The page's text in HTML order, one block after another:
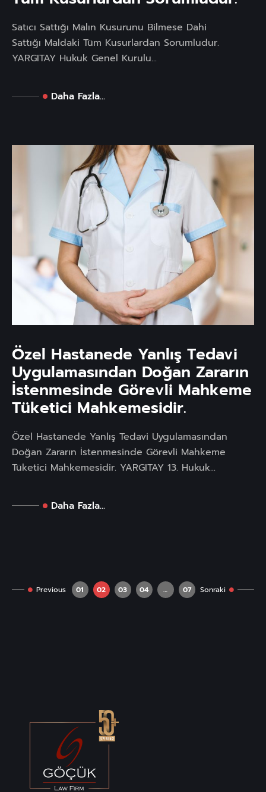
Satıcı Sattığı Malın Kusurunu Bilmese Dahi
Sattığı Maldaki Tüm Kusurlardan Sorumludur.
YARGITAY Hukuk Genel Kurulu...
Daha Fazla...
Özel Hastanede Yanlış Tedavi
Uygulamasından Doğan Zararın
İstenmesinde Görevli Mahkeme
Tüketici Mahkemesidir.
Özel Hastanede Yanlış Tedavi Uygulamasından
Doğan Zararın İstenmesinde Görevli Mahkeme
Tüketici Mahkemesidir. YARGITAY 13. Hukuk...
Daha Fazla...
Previous 01 02 03 04 … 07 Sonraki